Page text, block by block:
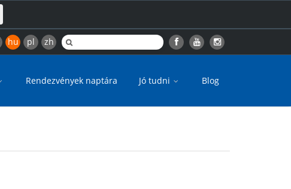
hu pl zh
Rendezvények naptára Jó tudni Blog